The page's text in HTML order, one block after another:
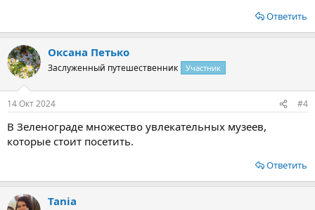
Ответить
Оксана Петько
Заслуженный путешественник Участник
14 Окт 2024 #4
В Зеленограде множество увлекательных музеев,
которые стоит посетить.
Ответить
Tania